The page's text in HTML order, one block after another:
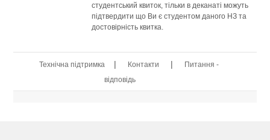
студентський квиток, тільки в деканаті можуть
підтвердити що Ви є студентом даного НЗ та
достовірність квитка.
Технічна підтримка | Контакти |
Питання -
відповідь